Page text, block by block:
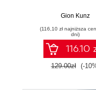
Angular -
Gion Kunz
(116,10 zł najniższa
dni)
116.10
129.00zł (-